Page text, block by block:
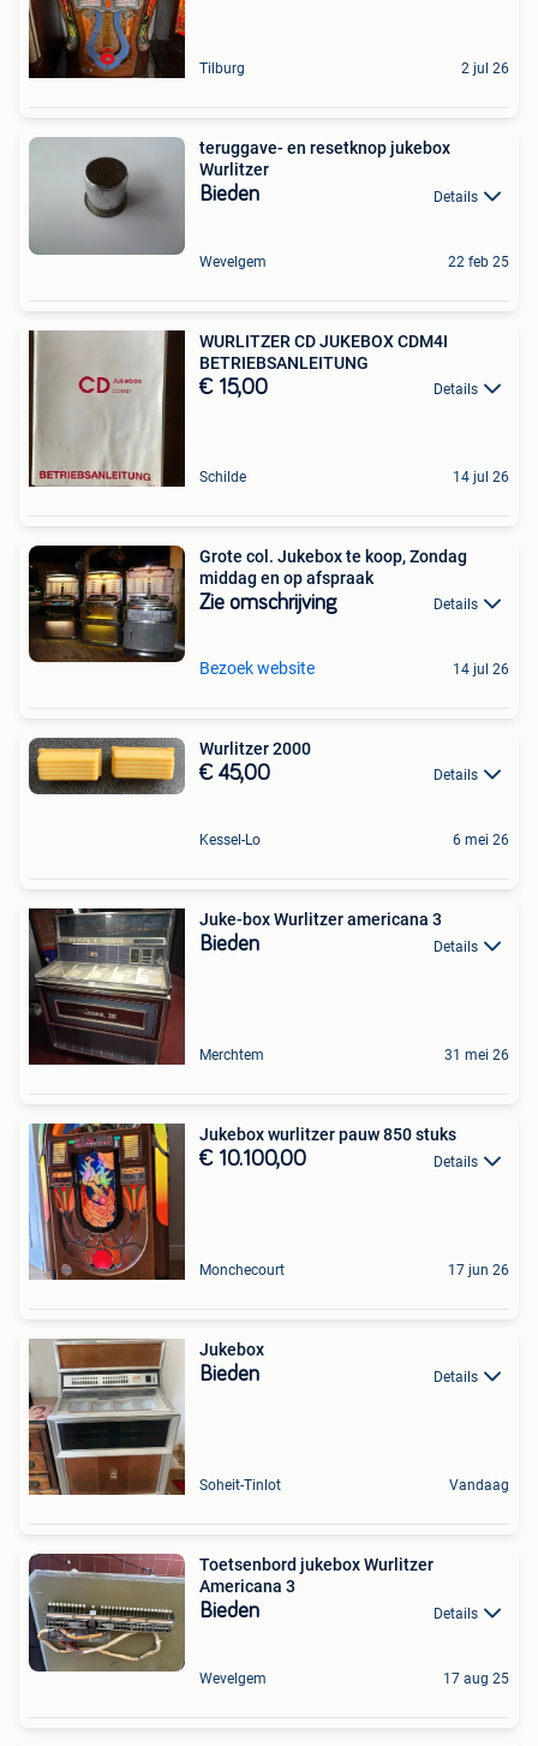
Tilburg 2 jul 26
teruggave- en resetknop jukebox
Wurlitzer
Bieden Details
Wevelgem 22 feb 25
WURLITZER CD JUKEBOX CDM4I
BETRIEBSANLEITUNG
€ 15,00 Details
Schilde 14 jul 26
Grote col. Jukebox te koop, Zondag
middag en op afspraak
Zie omschrijving Details
Bezoek website 14 jul 26
Wurlitzer 2000
€ 45,00 Details
Kessel-Lo 6 mei 26
Juke-box Wurlitzer americana 3
Bieden Details
Merchtem 31 mei 26
Jukebox wurlitzer pauw 850 stuks
€ 10.100,00 Details
Monchecourt 17 jun 26
Jukebox
Bieden Details
Soheit-Tinlot Vandaag
Toetsenbord jukebox Wurlitzer
Americana 3
Bieden Details
Wevelgem 17 aug 25